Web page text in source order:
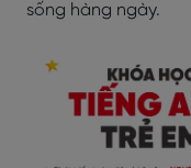
sống hàng ngày.